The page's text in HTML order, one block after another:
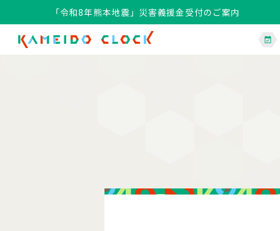
「令和8年熊本地震」災害義援金受付のご案内
「令和8年熊本地震」災害義援金受付のご案内